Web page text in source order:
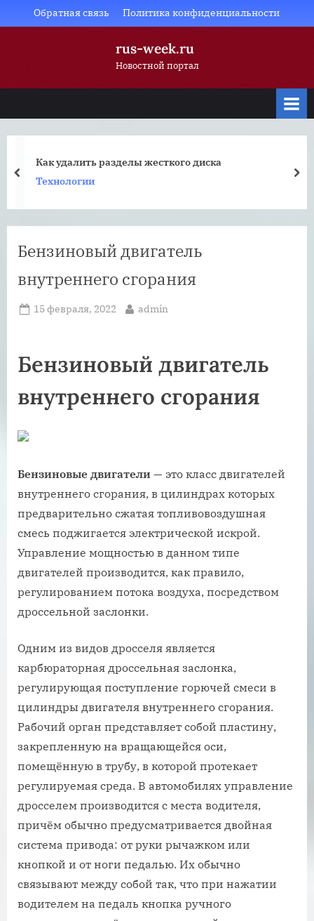
to
Обратная связь Политика конфиденциальности
rus-week.ru
Новостной портал
Как удалить разделы жесткого диска
Технологии
prev
Бензиновый двигатель
внутреннего сгорания
Posted
15 февраля, 2022 By
admin
Бензиновый двигатель
внутреннего сгорания
Бензиновые двигатели — это класс двигателей
внутреннего сгорания, в цилиндрах которых
предварительно сжатая топливовоздушная
смесь поджигается электрической искрой.
Управление мощностью в данном типе
двигателей производится, как правило,
регулированием потока воздуха, посредством
дроссельной заслонки.
Одним из видов дросселя является
карбюраторная дроссельная заслонка,
регулирующая поступление горючей смеси в
цилиндры двигателя внутреннего сгорания.
Рабочий орган представляет собой пластину,
закрепленную на вращающейся оси,
помещённую в трубу, в которой протекает
регулируемая среда. В автомобилях управление
дросселем производится с места водителя,
причём обычно предусматривается двойная
система привода: от руки рычажком или
кнопкой и от ноги педалью. Их обычно
связывают между собой так, что при нажатии
водителем на педаль кнопка ручного